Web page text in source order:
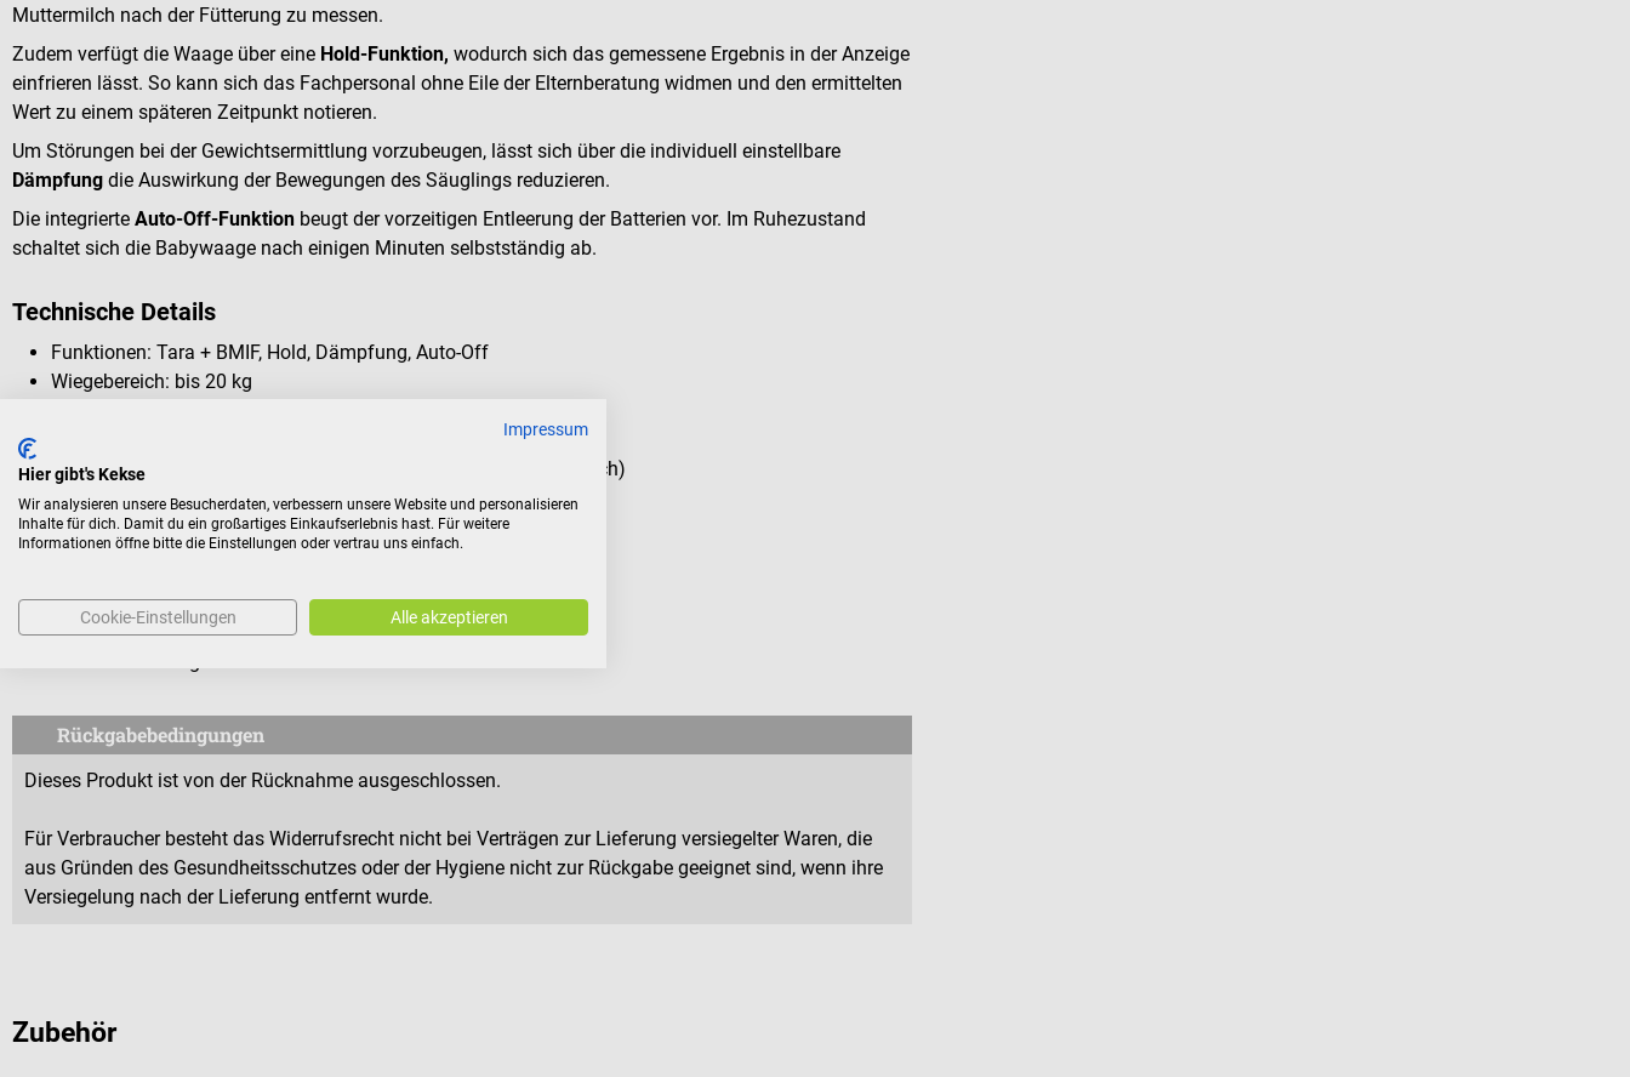
Muttermilch nach der Fütterung zu messen.
Zudem verfügt die Waage über eine Hold-Funktion, wodurch sich das gemessene Ergebnis in der Anzeige
einfrieren lässt. So kann sich das Fachpersonal ohne Eile der Elternberatung widmen und den ermittelten
Wert zu einem späteren Zeitpunkt notieren.
Um Störungen bei der Gewichtsermittlung vorzubeugen, lässt sich über die individuell einstellbare
Dämpfung die Auswirkung der Bewegungen des Säuglings reduzieren.
Die integrierte Auto-Off-Funktion beugt der vorzeitigen Entleerung der Batterien vor. Im Ruhezustand
schaltet sich die Babywaage nach einigen Minuten selbstständig ab.
Technische Details
Funktionen: Tara + BMIF, Hold, Dämpfung, Auto-Off
Wiegebereich: bis 20 kg
Stromversorgung: 6 AA-Batterien oder Netzgerät (separat erhältlich)
1 seca 376 Säuglingswaage
6 AA-Batterien
Rückgabebedingungen
Dieses Produkt ist von der Rücknahme ausgeschlossen.
Für Verbraucher besteht das Widerrufsrecht nicht bei Verträgen zur Lieferung versiegelter Waren, die
aus Gründen des Gesundheitsschutzes oder der Hygiene nicht zur Rückgabe geeignet sind, wenn ihre
Versiegelung nach der Lieferung entfernt wurde.
Zubehör
Impressum
Hier gibt's Kekse
Wir analysieren unsere Besucherdaten, verbessern unsere Website und personalisieren
Inhalte für dich. Damit du ein großartiges Einkaufserlebnis hast. Für weitere
Informationen öffne bitte die Einstellungen oder vertrau uns einfach.
Cookie-Einstellungen Alle akzeptieren